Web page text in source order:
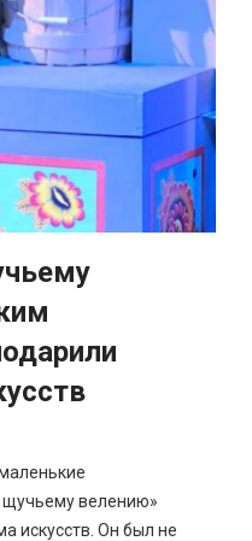
щучьему велению»
искусств. Он был не